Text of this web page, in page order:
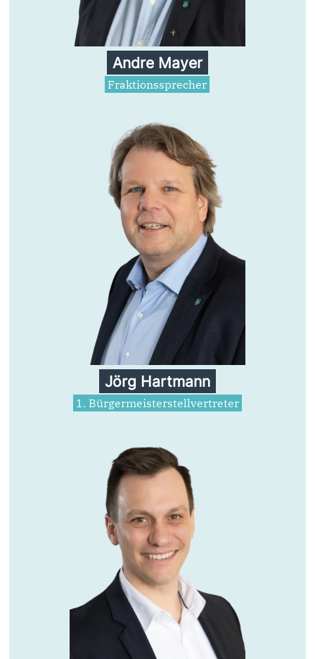
Andre Mayer
Fraktionssprecher
Jörg Hartmann
1. Bürgermeisterstellvertreter